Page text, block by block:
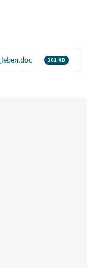
301 KB